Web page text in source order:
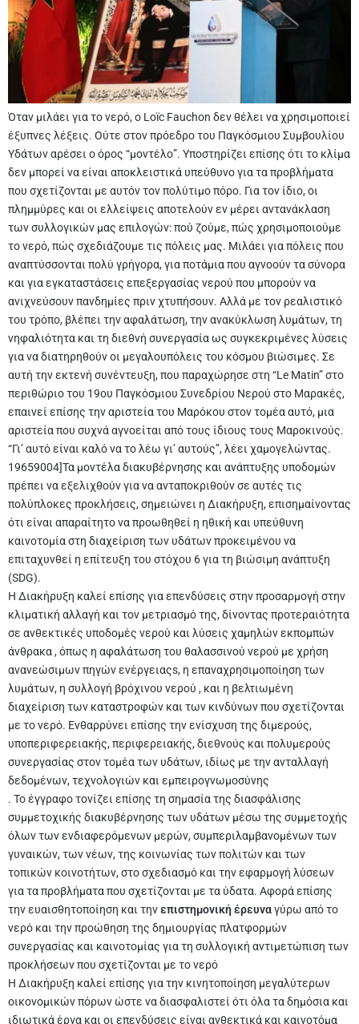
Όταν μιλάει για το νερό, ο Loïc Fauchon δεν θέλει να χρησιμοποιεί
έξυπνες λέξεις. Ούτε στον πρόεδρο του Παγκόσμιου Συμβουλίου
Υδάτων αρέσει ο όρος “μοντέλο”. Υποστηρίζει επίσης ότι το κλίμα
δεν μπορεί να είναι αποκλειστικά υπεύθυνο για τα προβλήματα
που σχετίζονται με αυτόν τον πολύτιμο πόρο. Για τον ίδιο, οι
πλημμύρες και οι ελλείψεις αποτελούν εν μέρει αντανάκλαση
των συλλογικών μας επιλογών: πού ζούμε, πώς χρησιμοποιούμε
το νερό, πώς σχεδιάζουμε τις πόλεις μας. Μιλάει για πόλεις που
αναπτύσσονται πολύ γρήγορα, για ποτάμια που αγνοούν τα σύνορα
και για εγκαταστάσεις επεξεργασίας νερού που μπορούν να
ανιχνεύσουν πανδημίες πριν χτυπήσουν. Αλλά με τον ρεαλιστικό
του τρόπο, βλέπει την αφαλάτωση, την ανακύκλωση λυμάτων, τη
νηφαλιότητα και τη διεθνή συνεργασία ως συγκεκριμένες λύσεις
για να διατηρηθούν οι μεγαλουπόλεις του κόσμου βιώσιμες. Σε
αυτή την εκτενή συνέντευξη, που παραχώρησε στη “Le Matin” στο
περιθώριο του 19ου Παγκόσμιου Συνεδρίου Νερού στο Μαρακές,
επαινεί επίσης την αριστεία του Μαρόκου στον τομέα αυτό, μια
αριστεία που συχνά αγνοείται από τους ίδιους τους Μαροκινούς.
“Γι’ αυτό είναι καλό να το λέω γι’ αυτούς”, λέει χαμογελώντας.
19659004]Τα μοντέλα διακυβέρνησης και ανάπτυξης υποδομών
πρέπει να εξελιχθούν για να ανταποκριθούν σε αυτές τις
πολύπλοκες προκλήσεις, σημειώνει η Διακήρυξη, επισημαίνοντας
ότι είναι απαραίτητο να προωθηθεί η ηθική και υπεύθυνη
καινοτομία στη διαχείριση των υδάτων προκειμένου να
επιταχυνθεί η επίτευξη του στόχου 6 για τη βιώσιμη ανάπτυξη
(SDG).
Η Διακήρυξη καλεί επίσης για επενδύσεις στην προσαρμογή στην
κλιματική αλλαγή και τον μετριασμό της, δίνοντας προτεραιότητα
σε ανθεκτικές υποδομές νερού και λύσεις χαμηλών εκπομπών
άνθρακα, όπως η αφαλάτωση του θαλασσινού νερού με χρήση
ανανεώσιμων πηγών ενέργειαςs, η επαναχρησιμοποίηση των
λυμάτων, η συλλογή βρόχινου νερού , και η βελτιωμένη
διαχείριση των καταστροφών και των κινδύνων που σχετίζονται
με το νερό. Ενθαρρύνει επίσης την ενίσχυση της διμερούς,
υποπεριφερειακής, περιφερειακής, διεθνούς και πολυμερούς
συνεργασίας στον τομέα των υδάτων, ιδίως με την ανταλλαγή
δεδομένων, τεχνολογιών και εμπειρογνωμοσύνης
. Το έγγραφο τονίζει επίσης τη σημασία της διασφάλισης
συμμετοχικής διακυβέρνησης των υδάτων μέσω της συμμετοχής
όλων των ενδιαφερόμενων μερών, συμπεριλαμβανομένων των
γυναικών, των νέων, της κοινωνίας των πολιτών και των
τοπικών κοινοτήτων, στο σχεδιασμό και την εφαρμογή λύσεων
για τα προβλήματα που σχετίζονται με τα ύδατα. Αφορά επίσης
την ευαισθητοποίηση και τηνεπιστημονική έρευναγύρω από το
νερό και την προώθηση της δημιουργίας πλατφορμών
συνεργασίας και καινοτομίας για τη συλλογική αντιμετώπιση των
προκλήσεων που σχετίζονται με το νερό
Η Διακήρυξη καλεί επίσης για την κινητοποίηση μεγαλύτερων
οικονομικών πόρων ώστε να διασφαλιστεί ότι όλα τα δημόσια και
ιδιωτικά έργα και οι επενδύσεις είναι ανθεκτικά και καινοτόμα